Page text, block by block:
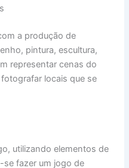
a produção de
pintura, escultura,
representar cenas do
locais que se
utilizando elementos de
se fazer um jogo de